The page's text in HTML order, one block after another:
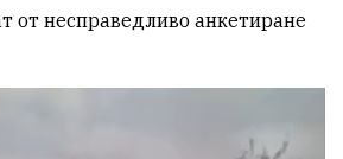
от несправедливо анкетиране